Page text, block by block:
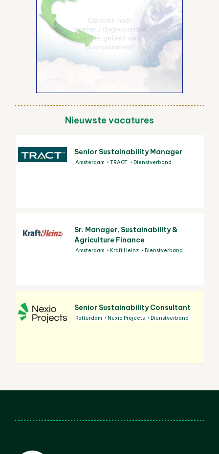
Nieuwste vacatures
Senior Sustainability Manager
Amsterdam TRACT Dienstverband
Sr. Manager, Sustainability &
Agriculture Finance
Amsterdam Kraft Heinz Dienstverband
Senior Sustainability Consultant
Rotterdam Nexio Projects Dienstverband